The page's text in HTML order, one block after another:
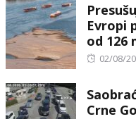
Evropi
od 126
Posted
02/08/
Crne